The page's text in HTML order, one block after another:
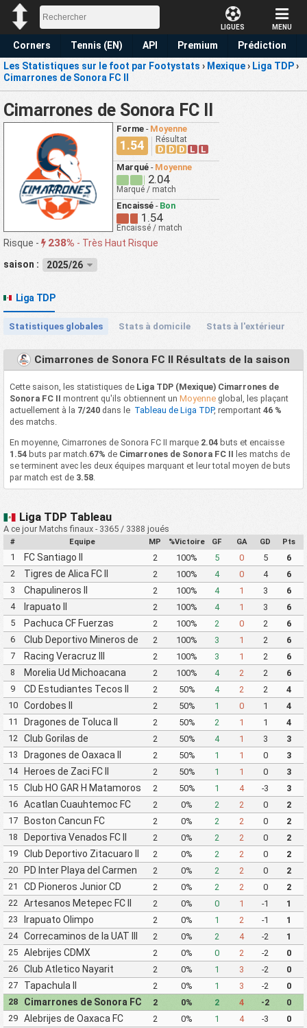
LIGUES MENU
Corners Tennis (EN) API Premium
Prédiction
Les Statistiques sur le foot par Footystats › Mexique› Liga TDP›
Cimarrones de Sonora FC II
Cimarrones de Sonora FC II
Forme - Moyenne
1.54 Résultat
D D D L
L
Marqué - Moyenne
2.04
Marqué / match
Encaissé - Bon
1.54
Encaissé / match
Risque - 238% - Très Haut Risque
saison :
2025/26
Liga TDP
Statistiques globales Stats à domicile Stats à l'extérieur
Cimarrones de Sonora FC II Résultats de la saison
Cette saison, les statistiques de Liga TDP (Mexique) Cimarrones de
Sonora FC II montrent qu'ils obtiennent un Moyenneglobal, les plaçant
actuellement à la 7/240dans le Tableau de Liga TDP, remportant 46 %
des matchs.
En moyenne, Cimarrones de Sonora FC II marque 2.04buts et encaisse
1.54buts par match.67% de Cimarrones de Sonora FC II les matchs de
se terminent avec les deux équipes marquant et leur total moyen de buts
par match est de 3.58.
Liga TDP Tableau
A ce jour Matchs finaux - 3365 / 3388 joués
# Equipe MP %Victoire GF GA GD Pts
1 FC Santiago II 2 100% 5 0 5
6
2
Tigres de Alica FC II 2 100% 4 0 4
6
3
Chapulineros II 2 100% 4 1 3
6
4
Irapuato II 2 100% 4 1 3
6
5
Pachuca CF Fuerzas
Basicas Pachuca CF III
2 100% 2 0 2
6
6
Club Deportivo Mineros de
Zacatecas II
2 100% 3 1 2
6
7
Racing Veracruz III 2 100% 3 1 2
6
8
Morelia Ud Michoacana 2 100% 4 2 2
6
9
CD Estudiantes Tecos II 2 50% 4 2 2
4
10
Cordobes II 2 50% 1 0 1
4
11
Dragones de Toluca II 2 50% 2 1 1
4
12
Club Gorilas de
Juanacatlan II
2 50% 4 1 3
3
13
Dragones de Oaxaca II 2 50% 1 1 0
3
14
Heroes de Zaci FC II 2 50% 1 1 0
3
15
Club HO GAR H Matamoros
Gavilanes FC Matamoros II
2 50% 1 4 -3
3
16
Acatlan Cuauhtemoc FC 2 0% 2 2 0
2
17
Boston Cancun FC 2 0% 2 2 0
2
18
Deportiva Venados FC II 2 0% 2 2 0
2
19
Club Deportivo Zitacuaro II 2 0% 2 2 0
2
20
PD Inter Playa del Carmen
AC II
2 0% 2 2 0
2
21
CD Pioneros Junior CD
Pioneros de Cancun II
2 0% 2 2 0
2
22
Artesanos Metepec FC II 2 0% 0 1 -1
1
23
Irapuato Olimpo 2 0% 1 2 -1
1
24
Correcaminos de la UAT III 2 0% 2 4 -2
1
25
Alebrijes CDMX 2 0% 0 2 -2
0
26
Club Atletico Nayarit 2 0% 1 3 -2
0
27
Tapachula II 2 0% 1 3 -2
0
28
Cimarrones de Sonora FC
II
2 0% 2 4 -2
0
29
Alebrijes de Oaxaca FC 2 0% 1 4 -3
0